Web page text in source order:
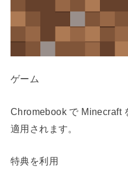
ゲーム
Chromebook で Minecraft
適用されます。
特典を利用